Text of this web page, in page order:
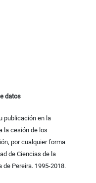
datos
publicación en la
la cesión de los
por cualquier forma
de Ciencias de la
de Pereira. 1995-2018.